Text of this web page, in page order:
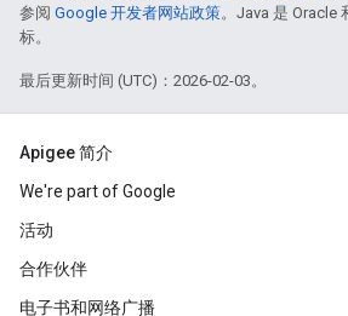
参阅 Google 开发者网站政策。Java 是 Oracle
标。
最后更新时间 (UTC)：2026-02-03。
Apigee 简介
We're part of Google
活动
合作伙伴
电子书和网络广播